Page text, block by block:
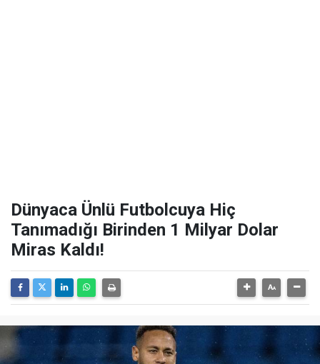
Dünyaca Ünlü Futbolcuya Hiç
Tanımadığı Birinden 1 Milyar Dolar
Miras Kaldı!